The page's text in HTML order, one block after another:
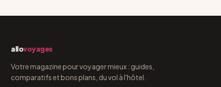
allovoyages
Votre magazine pour voyager mieux : guides,
comparatifs et bons plans, du vol à l'hôtel.